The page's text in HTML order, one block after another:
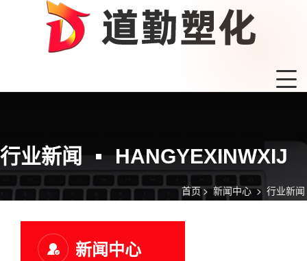
行业新闻 HANGYEXINWXIJ
首页 >新闻中心> 行业新闻
新闻中心